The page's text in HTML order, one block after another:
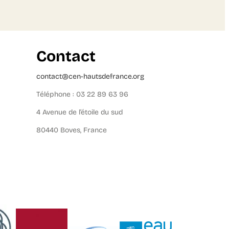
Contact
contact@cen-hautsdefrance.org
Téléphone : 03 22 89 63 96
4 Avenue de l’étoile du sud
80440 Boves, France